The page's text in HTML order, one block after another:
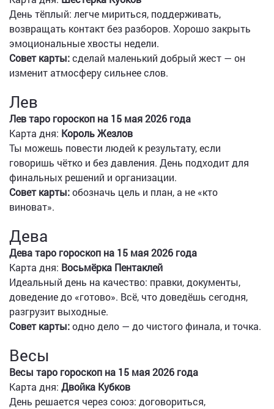
День тёплый: легче мириться, поддерживать,
возвращать контакт без разборов. Хорошо закрыть
эмоциональные хвосты недели.
Совет карты:сделай маленький добрый жест — он
изменит атмосферу сильнее слов.
Лев
Лев таро гороскоп на 15 мая 2026 года
Карта дня: Король Жезлов
Ты можешь повести людей к результату, если
говоришь чётко и без давления. День подходит для
финальных решений и организации.
Совет карты:обозначь цель и план, а не «кто
виноват».
Дева
Дева таро гороскоп на 15 мая 2026 года
Карта дня: Восьмёрка Пентаклей
Идеальный день на качество: правки, документы,
доведение до «готово». Всё, что доведёшь сегодня,
разгрузит выходные.
Совет карты:одно дело — до чистого финала, и точка.
Весы
Весы таро гороскоп на 15 мая 2026 года
Карта дня: Двойка Кубков
День решается через союз: договориться,